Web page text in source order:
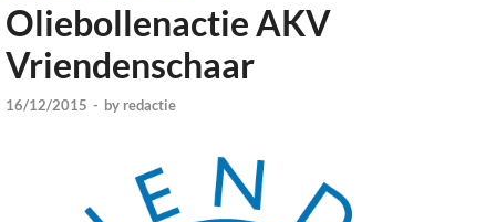
Oliebollenactie AKV
Vriendenschaar
16/12/2015 - by redactie